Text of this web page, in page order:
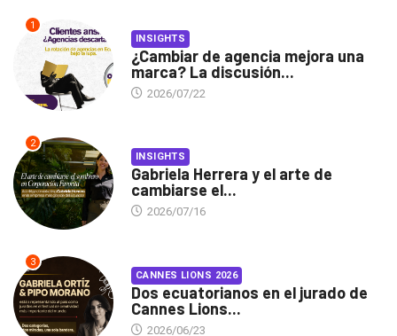
1
INSIGHTS
¿Cambiar de agencia mejora una
marca? La discusión...
2026/07/22
2
INSIGHTS
Gabriela Herrera y el arte de
cambiarse el...
2026/07/16
3
CANNES LIONS 2026
Dos ecuatorianos en el jurado de
Cannes Lions...
2026/06/23